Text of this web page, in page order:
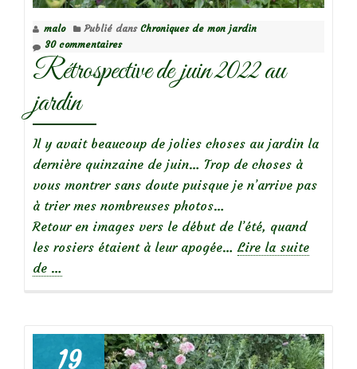
malo Publié dans Chroniques de mon jardin
30 commentaires
Rétrospective de juin 2022 au
jardin
Il y avait beaucoup de jolies choses au jardin la
dernière quinzaine de juin… Trop de choses à
vous montrer sans doute puisque je n’arrive pas
à trier mes nombreuses photos…
Retour en images vers le début de l’été, quand
les rosiers étaient à leur apogée… Lire la suite
de
juin
…
19